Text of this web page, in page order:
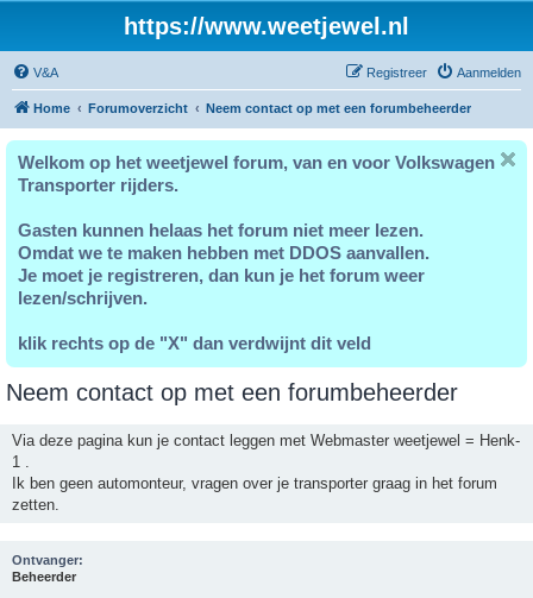
https://www.weetjewel.nl
V&A Aanmelden
Registreer
Home Forumoverzicht Neem contact op met een forumbeheerder
Welkom op het weetjewel forum, van en voor Volkswagen
Transporter rijders.
Gasten kunnen helaas het forum niet meer lezen.
Omdat we te maken hebben met DDOS aanvallen.
Je moet je registreren, dan kun je het forum weer
lezen/schrijven.
klik rechts op de "X" dan verdwijnt dit veld
Neem contact op met een forumbeheerder
Via deze pagina kun je contact leggen met Webmaster weetjewel = Henk-
1 .
Ik ben geen automonteur, vragen over je transporter graag in het forum
zetten.
Ontvanger:
Beheerder